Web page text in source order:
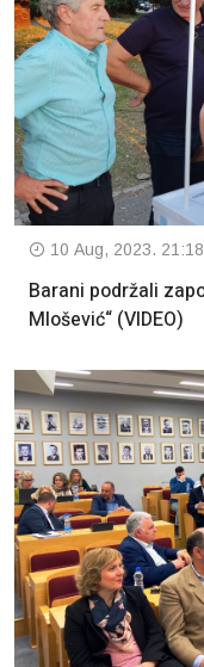
10 Aug, 2023.
Barani podržali
Mlošević“ (VIDEO)